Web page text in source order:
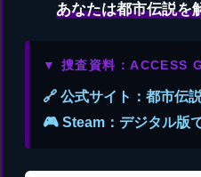
あなたは都市伝説を
▼ 捜査資料：ACCESS
🔗 公式サイト：都市伝
🎮 Steam：デジタル版